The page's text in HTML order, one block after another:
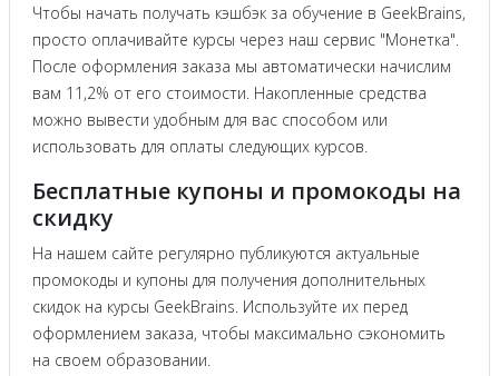
Чтобы начать получать кэшбэк за обучение в GeekBrains,
просто оплачивайте курсы через наш сервис "Монетка".
После оформления заказа мы автоматически начислим
вам 11,2% от его стоимости. Накопленные средства
можно вывести удобным для вас способом или
использовать для оплаты следующих курсов.
Бесплатные купоны и промокоды на
скидку
На нашем сайте регулярно публикуются актуальные
промокоды и купоны для получения дополнительных
скидок на курсы GeekBrains. Используйте их перед
оформлением заказа, чтобы максимально сэкономить
на своем образовании.